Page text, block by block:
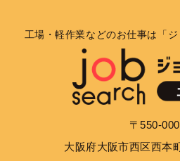
工場・軽作業などのお仕事は「ジ
〒550-
大阪府大阪市西区西本